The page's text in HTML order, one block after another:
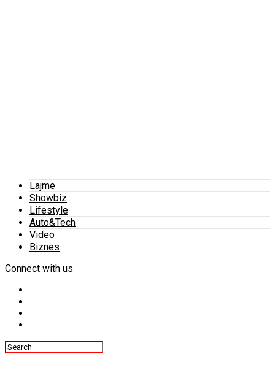
Lajme
Showbiz
Lifestyle
Auto&Tech
Video
Biznes
Connect with us